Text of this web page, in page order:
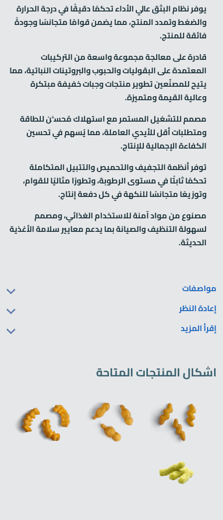
يوفر نظام البثق عالي الأداء تحكمًا دقيقًا في درجة الحرارة
والضغط وتمدد المنتج، مما يضمن قوامًا متجانسًا وجودةً
فائقة للمنتج.
قادرة على معالجة مجموعة واسعة من التركيبات
المعتمدة على البقوليات والحبوب والبروتينات النباتية، مما
يتيح للمصنّعين تطوير منتجات وجبات خفيفة مبتكرة
وعالية القيمة ومتميزة.
مصمم للتشغيل المستمر مع استهلاك مُحسَّن للطاقة
ومتطلبات أقل للأيدي العاملة، مما يُسهم في تحسين
الكفاءة الإجمالية للإنتاج.
توفر أنظمة التجفيف والتحميص والتتبيل المتكاملة
تحكمًا ثابتًا في مستوى الرطوبة، وتطورًا مثاليًا للقوام،
وتوزيعًا متجانسًا للنكهة في كل دفعة إنتاج.
مصنوع من مواد آمنة للاستخدام الغذائي، ومصمم
لسهولة التنظيف والصيانة بما يدعم معايير سلامة الأغذية
الحديثة.
مواصفات
إعادة النظر
إقرأ المزيد
اشكال المنتجات المتاحة